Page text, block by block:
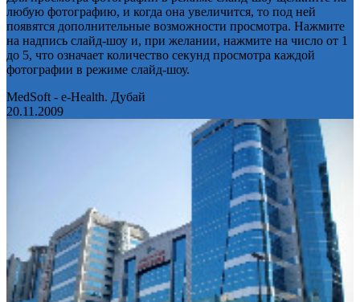
любую фотографию, и когда она увеличится, то под ней
появятся дополнительные возможности просмотра. Нажмите
на надпись слайд-шоу и, при желании, нажмите на число от 1
до 5, что означает количество секунд просмотра каждой
фотографии в режиме слайд-шоу.
MedSoft - e-Health. Дубай
20.11.2009